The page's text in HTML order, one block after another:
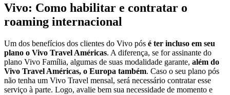
Vivo: Como habilitar e contratar o
roaming internacional
Um dos benefícios dos clientes do Vivo pós é ter incluso em seu
plano o Vivo Travel Américas. A diferença, se for assinante do
plano Vivo Família, algumas de suas modalidade garante, além do
Vivo Travel Américas, o Europa também. Caso o seu plano pós
não tenha um Vivo Travel mensal, será necessário contratar esse
serviço à parte. Logo, avalie bem sua necessidade de momento e